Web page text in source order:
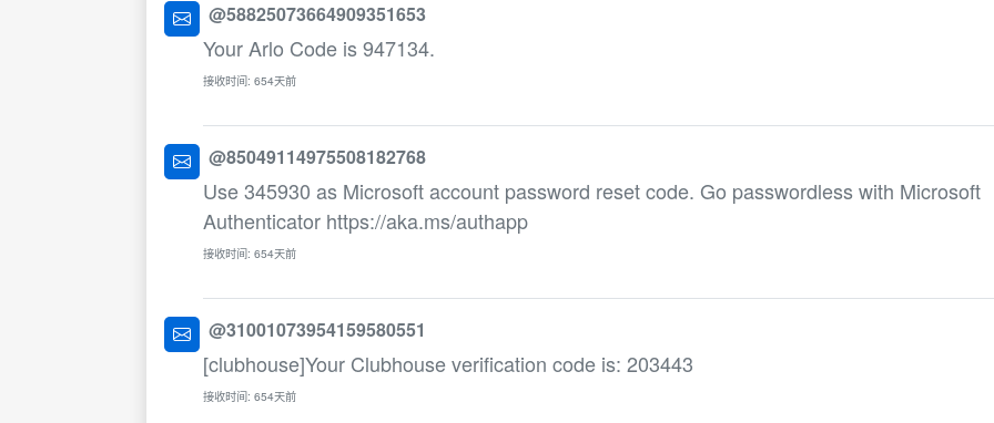
@58825073664909351653
Your Arlo Code is 947134.
接收时间: 654天前
@85049114975508182768
Use 345930 as Microsoft account password reset code. Go passwordless with Microsoft
Authenticator https://aka.ms/authapp
接收时间: 654天前
@31001073954159580551
[clubhouse]Your Clubhouse verification code is: 203443
接收时间: 654天前